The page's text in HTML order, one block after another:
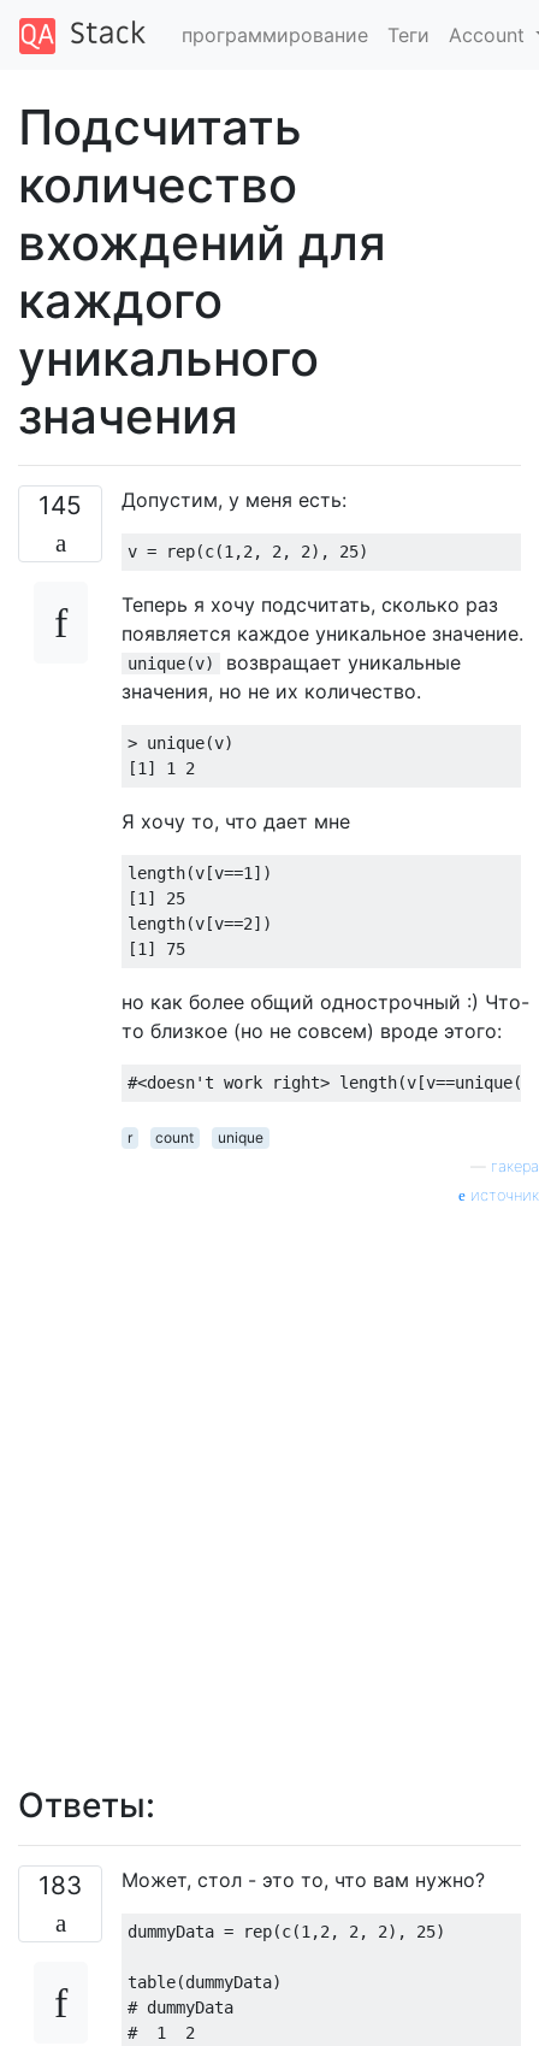
программирование Теги Account
Подсчитать
количество
вхождений для
каждого
уникального
значения
145 Допустим, у меня есть:
v = rep(c(1 ,2 , 2 , 2), 25
Теперь я хочу подсчитать, сколько раз
появляется каждое уникальное значение.
unique(v)
возвращает уникальные
значения, но не их количество.
> unique(v)
[1 ] 1 2
Я хочу то, что дает мне
length(v[v==1 ])
[1 ] 25
length(v[v==2])
[1 ] 75
но как более общий однострочный :) Что-
то близкое (но не совсем) вроде этого:
#<doesn't work right>
r count
unique
гакера
источник
Ответы:
183 Может, стол - это то, что вам нужно?
dummyData = rep(c(1 ,2 , 2 , 2), 25)
# dummyData
#  1  2